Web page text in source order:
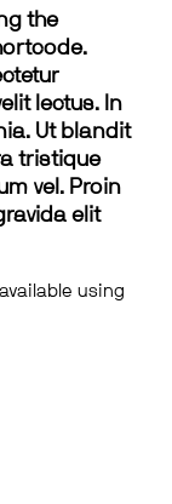
the
lectus. In
Ut blandit
tristique
vel. Proin
elit
using